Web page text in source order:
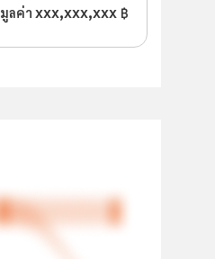
มูลค่าxxx,xxx,xxx ฿